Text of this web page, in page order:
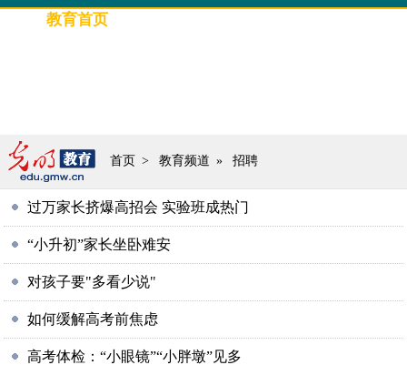
教育首页
首页 > 教育频道 » 招聘
过万家长挤爆高招会 实验班成热门
“小升初”家长坐卧难安
对孩子要"多看少说"
如何缓解高考前焦虑
高考体检：“小眼镜”“小胖墩”见多